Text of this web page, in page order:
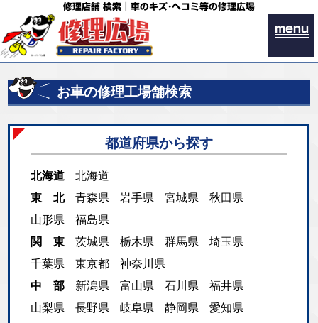
修理店舗 検索｜車のキズ･ヘコミ等の修理広場
menu
お車の修理工場舗検索
都道府県から探す
北海道
北海道
東 北
青森県 岩手県 宮城県
秋田県
山形県
福島県
関 東
茨城県 栃木県 群馬県
埼玉県
千葉県
東京都
神奈川県
中 部
新潟県 富山県 石川県
福井県
山梨県
長野県 岐阜県 静岡県
愛知県